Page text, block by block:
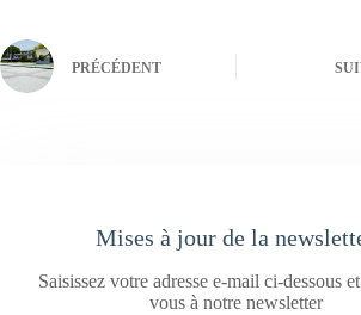
PRÉCÉDENT
Mises à jour de la
Saisissez votre adresse e-mail ci-dessous
vous à notre newsletter